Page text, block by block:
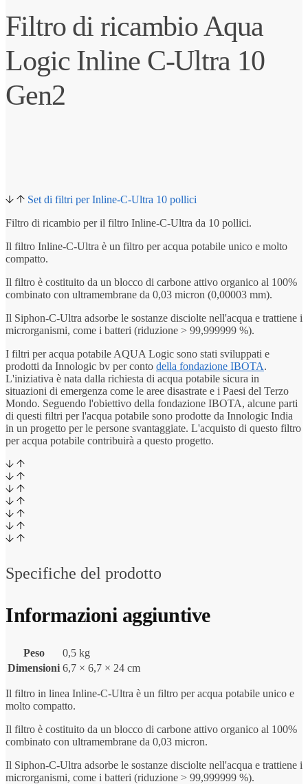
Filtro di ricambio Aqua
Logic Inline C-Ultra 10
Gen2
Set di filtri per Inline-C-Ultra 10 pollici
Filtro di ricambio per il filtro Inline-C-Ultra da 10 pollici.
Il filtro Inline-C-Ultra è un filtro per acqua potabile unico e molto
compatto.
Il filtro è costituito da un blocco di carbone attivo organico al 100%
combinato con ultramembrane da 0,03 micron (0,00003 mm).
Il Siphon-C-Ultra adsorbe le sostanze disciolte nell'acqua e trattiene i
microrganismi, come i batteri (riduzione > 99,999999 %).
I filtri per acqua potabile AQUA Logic sono stati sviluppati e
prodotti da Innologic bv per conto della fondazione IBOTA.
L'iniziativa è nata dalla richiesta di acqua potabile sicura in
situazioni di emergenza come le aree disastrate e i Paesi del Terzo
Mondo. Seguendo l'obiettivo della fondazione IBOTA, alcune parti
di questi filtri per l'acqua potabile sono prodotte da Innologic India
in un progetto per le persone svantaggiate. L'acquisto di questo filtro
per acqua potabile contribuirà a questo progetto.
Specifiche del prodotto
Informazioni aggiuntive
Peso
0,5 kg
Dimensioni 6,7 × 6,7 × 24 cm
Il filtro in linea Inline-C-Ultra è un filtro per acqua potabile unico e
molto compatto.
Il filtro è costituito da un blocco di carbone attivo organico al 100%
combinato con ultramembrane da 0,03 micron.
Il Siphon-C-Ultra adsorbe le sostanze disciolte nell'acqua e trattiene i
microrganismi, come i batteri (riduzione > 99,999999 %).